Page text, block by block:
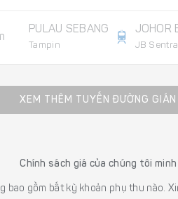
PULAU SEBANG
Tampin
JOHOR
JB Sentral
XEM THÊM TUYẾN ĐƯỜNG GIÁN
Chính sách giá của chúng tôi minh
gồm bất kỳ khoản phụ thu nào.